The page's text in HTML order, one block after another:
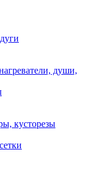
души,
кусторезы